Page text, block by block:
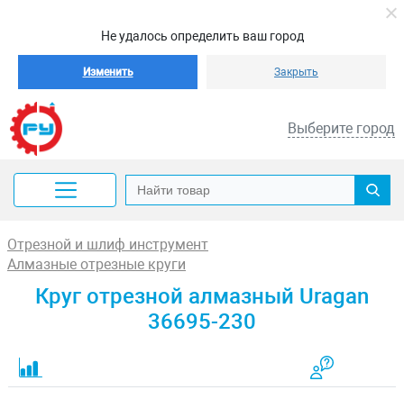
Не удалось определить ваш город
Изменить Закрыть
Выберите город
Отрезной и шлиф инструмент
Алмазные отрезные круги
Круг отрезной алмазный Uragan
36695-230